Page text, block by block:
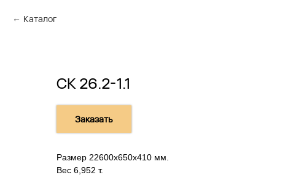
Каталог
СК 26.2-1.1
Заказать
Размер 22600х650х410 мм.
Вес 6,952 т.